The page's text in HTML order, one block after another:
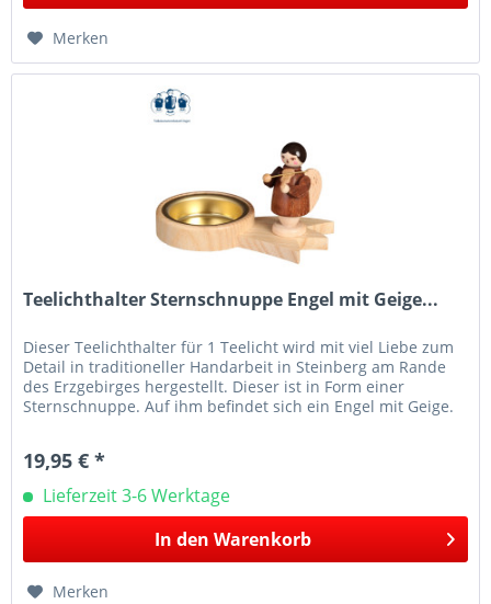
Merken
Teelichthalter Sternschnuppe Engel mit Geige...
Dieser Teelichthalter für 1 Teelicht wird mit viel Liebe zum
Detail in traditioneller Handarbeit in Steinberg am Rande
des Erzgebirges hergestellt. Dieser ist in Form einer
Sternschnuppe. Auf ihm befindet sich ein Engel mit Geige.
19,95 € *
Lieferzeit 3-6 Werktage
In den Warenkorb
Merken